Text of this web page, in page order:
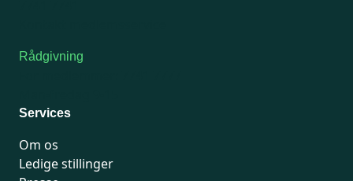
Rådgivning
Services
Om os
Ledige stillinger